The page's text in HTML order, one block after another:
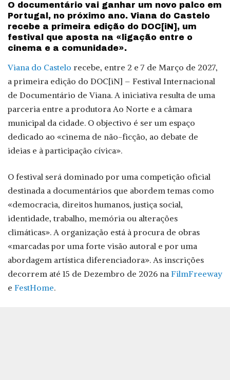
O documentário vai ganhar um novo palco em
Portugal, no próximo ano. Viana do Castelo
recebe a primeira edição do DOC[iN], um
festival que aposta na «ligação entre o
cinema e a comunidade».
Viana do Castelo recebe, entre 2 e 7 de Março de 2027,
a primeira edição do DOC[iN] – Festival Internacional
de Documentário de Viana. A iniciativa resulta de uma
parceria entre a produtora Ao Norte e a câmara
municipal da cidade. O objectivo é ser um espaço
dedicado ao «cinema de não-ficção, ao debate de
ideias e à participação cívica».
O festival será dominado por uma competição oficial
destinada a documentários que abordem temas como
«democracia, direitos humanos, justiça social,
identidade, trabalho, memória ou alterações
climáticas». A organização está à procura de obras
«marcadas por uma forte visão autoral e por uma
abordagem artística diferenciadora». As inscrições
decorrem até 15 de Dezembro de 2026 na FilmFreeway
e FestHome.